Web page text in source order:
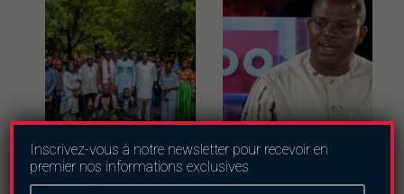
Ouagadougou :
« les statistiques
Inscrivez-vous à notre newsletter pour recevoir en
premier nos informations exclusives